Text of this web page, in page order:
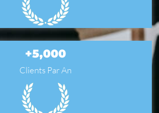
Clients Par An
+5,000